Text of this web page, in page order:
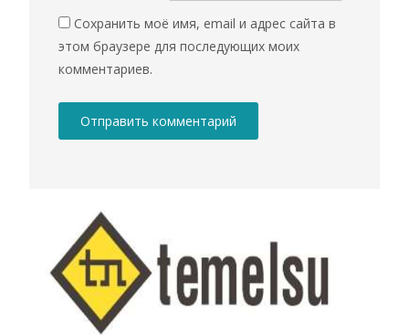
Сохранить моё имя, email и адрес сайта в
этом браузере для последующих моих
комментариев.